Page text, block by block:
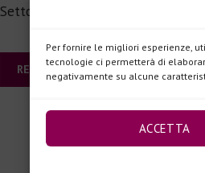
Per fornire le migliori esperienze,
tecnologie ci permetterà di
negativamente su alcune
ACCETTA
Settore del territorio comasco,
READ MORE